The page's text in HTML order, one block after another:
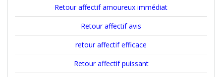
Retour affectif amoureux immédiat
Retour affectif avis
retour affectif efficace
Retour affectif puissant